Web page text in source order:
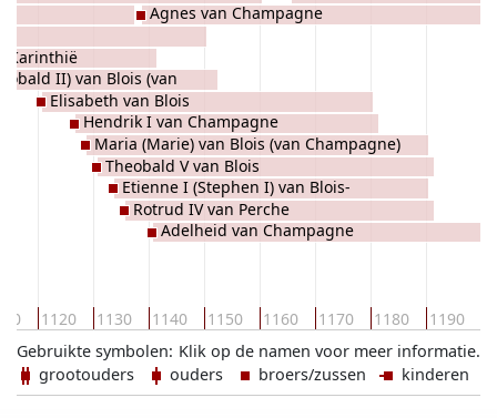
1120 1130 1140 1150 1160 1170 1180 1190
Karinthië
II) van Blois (van
Elisabeth van Blois
Hendrik I van Champagne
Maria (Marie) van Blois (van Champagne)
Theobald V van Blois
Etienne I (Stephen I) van Blois-
Champagne
Rotrud IV van Perche
Agnes van Champagne
Adelheid van Champagne
Klik op de namen voor meer informatie.
Gebruikte symbolen:
grootouders
ouders broers/zussen kinderen